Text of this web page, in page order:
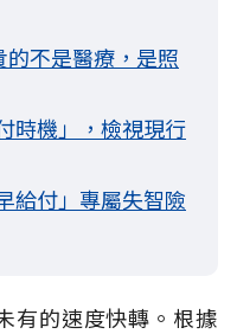
不是醫療，是照
時機」，檢視現行
給付」專屬失智險
有的速度快轉。根據